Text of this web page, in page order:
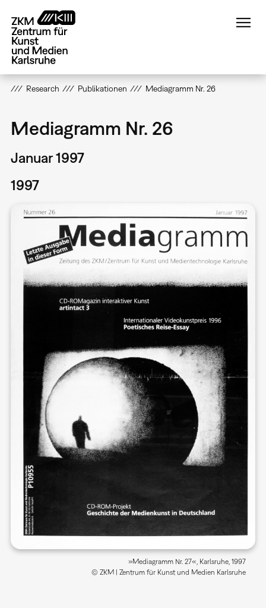
zum
Inhalt
Research Publikationen Mediagramm Nr. 26
Mediagramm Nr. 26
Januar 1997
1997
»Mediagramm Nr. 27«, Karlsruhe, 1997
© ZKM | Zentrum für Kunst und Medien Karlsruhe